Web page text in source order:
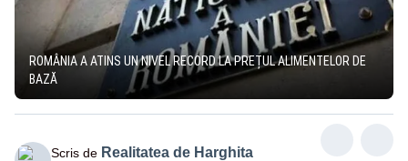
ROMÂNIA A ATINS UN NIVEL RECORD LA PREȚUL ALIMENTELOR DE
BAZĂ
Scris de Realitatea de Harghita